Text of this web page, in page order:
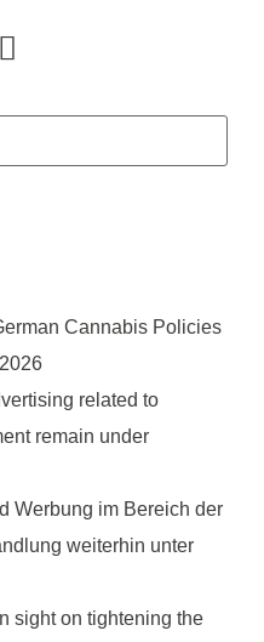
Cannabis Policies
related to
remain under
Werbung im Bereich der
weiterhin unter
sight on tightening the